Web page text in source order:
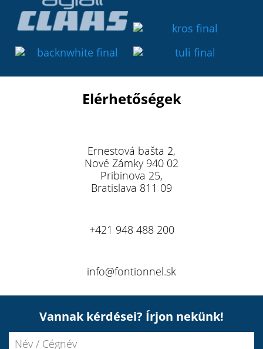
Elérhetőségek
Ernestová bašta 2,
Nové Zámky 940 02
Pribinova 25,
Bratislava 811 09
+421 948 488 200
info@fontionnel.sk
Vannak kérdései? Írjon nekünk!